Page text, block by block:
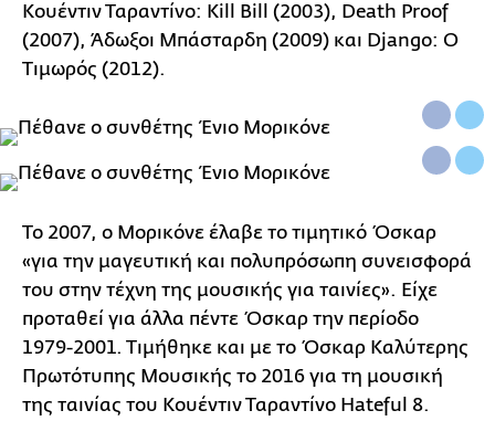
Κουέντιν Ταραντίνο: Kill Bill (2003), Death Proof
(2007), Άδωξοι Μπάσταρδη (2009) και Django: Ο
Τιμωρός (2012).
Το 2007, ο Μορικόνε έλαβε το τιμητικό Όσκαρ
«για την μαγευτική και πολυπρόσωπη συνεισφορά
του στην τέχνη της μουσικής για ταινίες». Είχε
προταθεί για άλλα πέντε Όσκαρ την περίοδο
1979-2001. Τιμήθηκε και με το Όσκαρ Καλύτερης
Πρωτότυπης Μουσικής το 2016 για τη μουσική
της ταινίας του Κουέντιν Ταραντίνο Hateful 8.